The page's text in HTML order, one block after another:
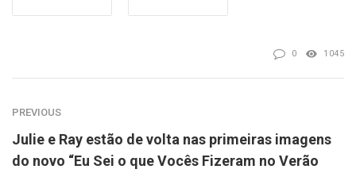
0 1045
PREVIOUS
Julie e Ray estão de volta nas primeiras imagens
do novo “Eu Sei o que Vocês Fizeram no Verão